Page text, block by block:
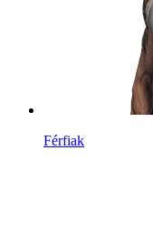
Férfiak